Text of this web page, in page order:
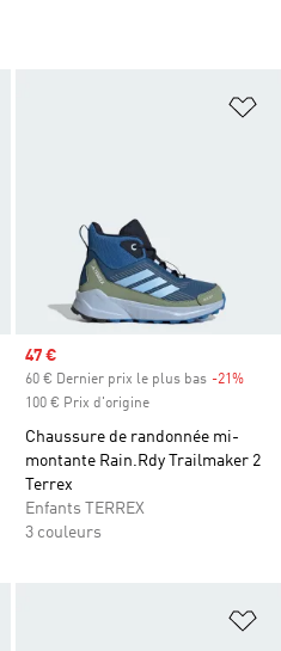
Ajouter à la Liste de produits
Prix soldé
47 €
60 € Dernier prix le plus bas -21%
100 € Prix d'origine
Chaussure de randonnée mi-
montante Rain.Rdy Trailmaker 2
Terrex
Enfants TERREX
3 couleurs
Ajouter à la Liste de produits